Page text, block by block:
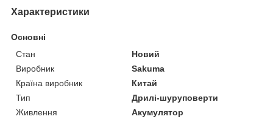
Характеристики
Основні
Стан
Новий
Виробник
Sakuma
Країна виробник
Китай
Тип
Дрилі-шуруповерти
Живлення
Акумулятор